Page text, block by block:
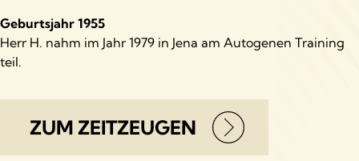
Geburtsjahr 1955
Herr H. nahm im Jahr 1979 in Jena am Autogenen Training
teil.
ZUM ZEITZEUGEN